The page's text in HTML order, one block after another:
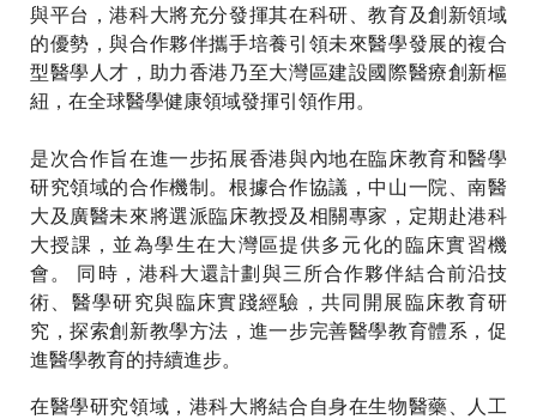
與平台，港科大將充分發揮其在科研、教育及創新領域
的優勢，與合作夥伴攜手培養引領未來醫學發展的複合
型醫學人才，助力香港乃至大灣區建設國際醫療創新樞
紐，在全球醫學健康領域發揮引領作用。
是次合作旨在進一步拓展香港與內地在臨床教育和醫學
研究領域的合作機制。根據合作協議，中山一院、南醫
大及廣醫未來將選派臨床教授及相關專家，定期赴港科
大授課，並為學生在大灣區提供多元化的臨床實習機
會。 同時，港科大還計劃與三所合作夥伴結合前沿技
術、醫學研究與臨床實踐經驗，共同開展臨床教育研
究，探索創新教學方法，進一步完善醫學教育體系，促
進醫學教育的持續進步。
在醫學研究領域，港科大將結合自身在生物醫藥、人工